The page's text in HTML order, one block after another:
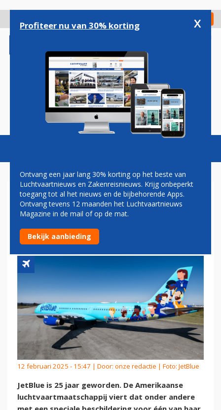
gaan
Check in
Magazine Podcasts Vacatures
JETBLUE VIERT 25STE
VERJAARDAG MET SPECIAAL
BESCHILDERDE AIRBUS
12 februari 2025 - 15:47 | Door: onze redactie | Foto: JetBlue
JetBlue is 25 jaar geworden. De Amerikaanse
luchtvaartmaatschappij viert dat onder andere
Profiteer nu van 30% korting x
Ontvang een jaar lang 30% korting op het beste van
Luchtvaartnieuws en Zakenreisnieuws. Krijg onbeperkt
toegang tot al het nieuws en de bijbehorende Apps.
Ontvang tevens 12 maanden het Luchtvaartnieuws
Magazine in de mail of op de mat.
Bekijk aanbieding